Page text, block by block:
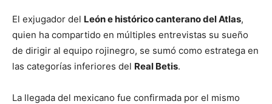
El exjugador del León e histórico canterano del Atlas,
quien ha compartido en múltiples entrevistas su sueño
de dirigir al equipo rojinegro, se sumó como estratega en
las categorías inferiores del Real Betis.
La llegada del mexicano fue confirmada por el mismo